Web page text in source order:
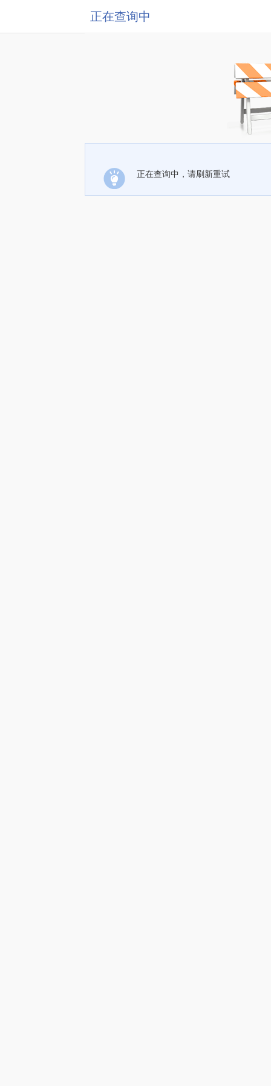
正在查询中
正在查询中，请刷新重试